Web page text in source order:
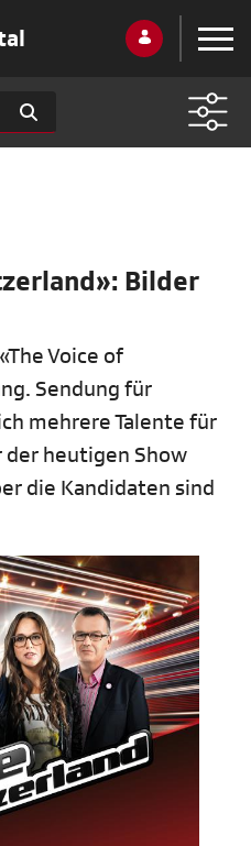
Bilder
Voice of
Sendung für
mehrere Talente für
der heutigen Show
die Kandidaten sind